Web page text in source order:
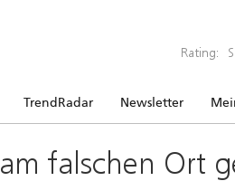
Rating:
TrendRadar Newsletter
falschen Ort